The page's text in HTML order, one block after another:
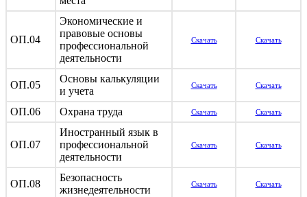
ОП.04
Экономические и
правовые основы
профессиональной
деятельности
Скачать Скачать
ОП.05
Основы калькуляции
и учета
Скачать Скачать
ОП.06 Охрана труда Скачать Скачать
ОП.07
Иностранный язык в
профессиональной
деятельности
Скачать Скачать
ОП.08
Безопасность
жизнедеятельности
Скачать Скачать